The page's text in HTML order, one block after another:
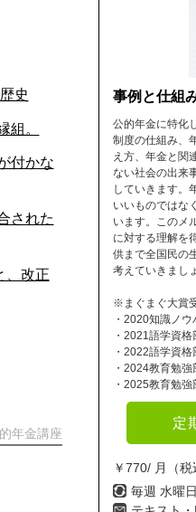
史
組。
付かな
された
、改正
年金講座
事例と仕組
公的年金に特化
制度の仕組み、
え方、年金と関
ない社会の出来
していきます。
いいものではな
います。このメ
に対する理解を
供まで全国民の
考えていきまし
※まぐまぐ大賞
・2020知識ノ
・2021語学資格
・2022語学資格
・2024教育勉
・2025教育勉
定
￥770/ 月（税
毎週 水曜日